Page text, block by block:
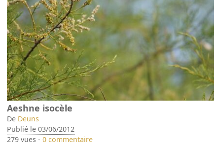
Aeshne isocèle
De Deuns
Publié le 03/06/2012
279 vues -0 commentaire